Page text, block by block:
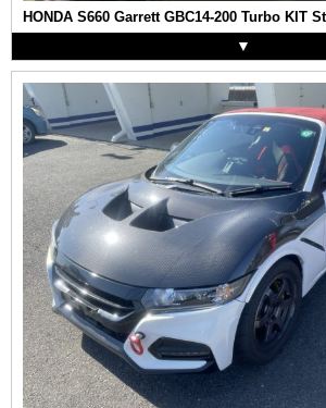
HONDA S660 Garrett GBC14-200 Turbo KIT